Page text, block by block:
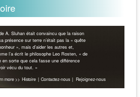
A. Sluhan était convaincu que la raison
présence sur terre n’était pas la « quête
», mais d’aider les autres et,
l’a écrit le philosophe Leo Rosten, « de
en sorte que cela fasse une différence
vécu du tout. »
more >> Histoire | Contactez-nous | Rejoignez-nous